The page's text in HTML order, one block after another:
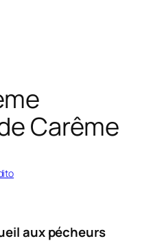
Carême
aux pécheurs